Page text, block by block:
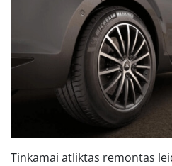
Tinkamai atliktas remontas